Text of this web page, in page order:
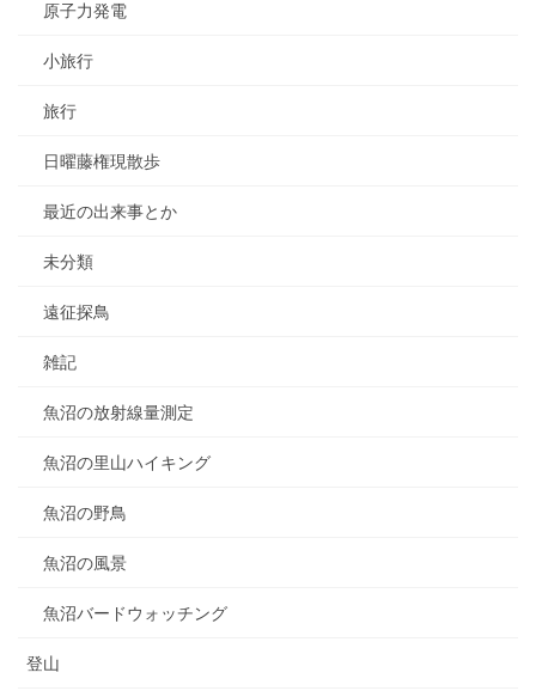
原子力発電
小旅行
旅行
日曜藤権現散歩
最近の出来事とか
未分類
遠征探鳥
雑記
魚沼の放射線量測定
魚沼の里山ハイキング
魚沼の野鳥
魚沼の風景
魚沼バードウォッチング
登山